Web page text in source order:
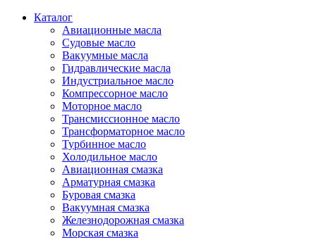
Каталог
Авиационные масла
Судовые масло
Вакуумные масла
Гидравлические масла
Индустриальное масло
Компрессорное масло
Моторное масло
Трансмиссионное масло
Трансформаторное масло
Турбинное масло
Холодильное масло
Авиационная смазка
Арматурная смазка
Буровая смазка
Вакуумная смазка
Железнодорожная смазка
Морская смазка